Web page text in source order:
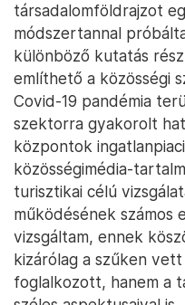
társadalomföldrajzot
módszertannal
különböző kutatás
említhető a közösségi
Covid-19 pandémia
szektorra gyakorolt
központok
közösségimédia-
turisztikai célú
működésének számos
vizsgáltam, ennek
kizárólag a szűken
foglalkozott, hanem a